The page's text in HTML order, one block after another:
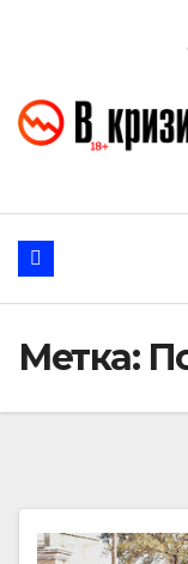
Метка: